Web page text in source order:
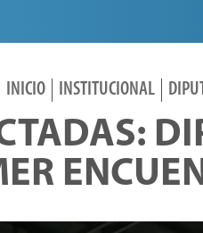
INICIO INSTITUCIONAL